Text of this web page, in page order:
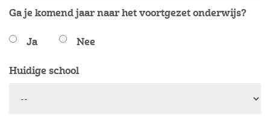
Ga je komend jaar naar het voortgezet onderwijs?
Ja Nee
Huidige school